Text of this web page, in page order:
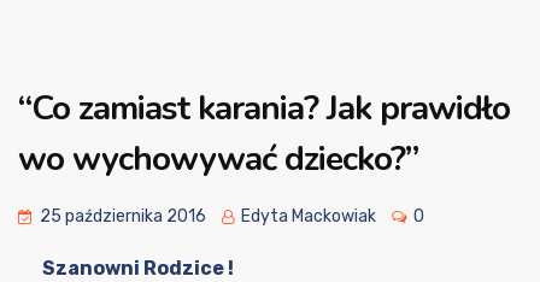
“Co zamiast karania? Jak prawidło
wo wychowywać dziecko?”
25 października 2016 Edyta Mackowiak 0
Szanowni Rodzice !